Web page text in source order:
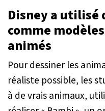
Disney a utilisé
comme
animés
Pour dessiner les
réaliste possible, les
à de vrais animaux,